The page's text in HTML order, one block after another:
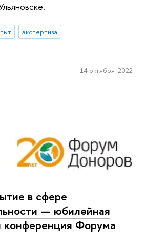
экспертиза
14 октября 2022
в сфере
— юбилейная
конференция Форума